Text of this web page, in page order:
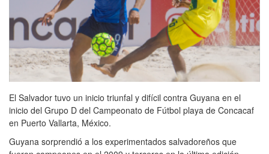
El Salvador tuvo un inicio triunfal y difícil contra Guyana en el
inicio del Grupo D del Campeonato de Fútbol playa de Concacaf
en Puerto Vallarta, México.
Guyana sorprendió a los experimentados salvadoreños que